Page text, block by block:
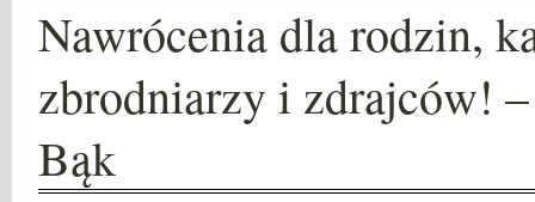
Nawrócenia dla rodzin,
zbrodniarzy i zdrajców!
Bąk